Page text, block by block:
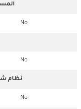
No
No
نظام
No